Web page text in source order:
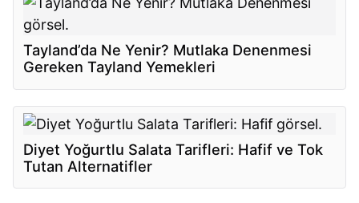
Tayland’da Ne Yenir? Mutlaka Denenmesi
Gereken Tayland Yemekleri
Diyet Yoğurtlu Salata Tarifleri: Hafif ve Tok
Tutan Alternatifler